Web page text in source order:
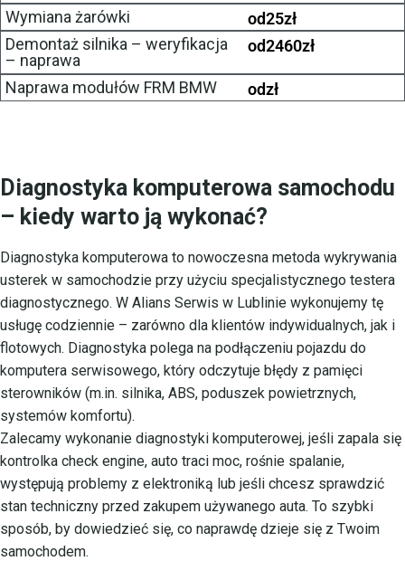
Wymiana żarówki od25zł
Demontaż silnika – weryfikacja
– naprawa
od2460zł
Naprawa modułów FRM BMW odzł
Diagnostyka komputerowa samochodu
– kiedy warto ją wykonać?
Diagnostyka komputerowa to nowoczesna metoda wykrywania
usterek w samochodzie przy użyciu specjalistycznego testera
diagnostycznego. W Alians Serwis w Lublinie wykonujemy tę
usługę codziennie – zarówno dla klientów indywidualnych, jak i
flotowych. Diagnostyka polega na podłączeniu pojazdu do
komputera serwisowego, który odczytuje błędy z pamięci
sterowników (m.in. silnika, ABS, poduszek powietrznych,
systemów komfortu).
Zalecamy wykonanie diagnostyki komputerowej, jeśli zapala się
kontrolka check engine, auto traci moc, rośnie spalanie,
występują problemy z elektroniką lub jeśli chcesz sprawdzić
stan techniczny przed zakupem używanego auta. To szybki
sposób, by dowiedzieć się, co naprawdę dzieje się z Twoim
samochodem.